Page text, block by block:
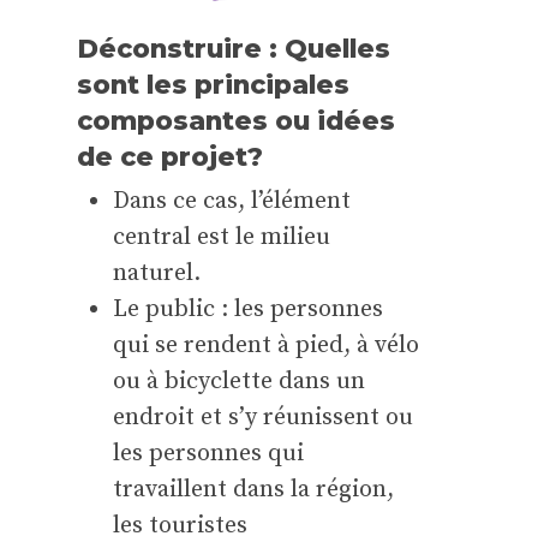
Déconstruire : Quelles
sont les principales
composantes ou idées
de ce projet?
Dans ce cas, l’élément
central est le milieu
naturel.
Le public : les personnes
qui se rendent à pied, à vélo
ou à bicyclette dans un
endroit et s’y réunissent ou
les personnes qui
travaillent dans la région,
les touristes